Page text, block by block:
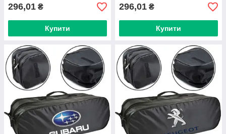
296,01 ₴
Купити
296,01 ₴
Купити